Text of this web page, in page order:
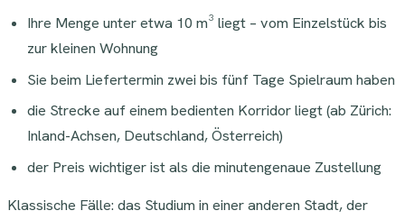
Ihre Menge unter etwa 10 m³ liegt – vom Einzelstück bis
zur kleinen Wohnung
Sie beim Liefertermin zwei bis fünf Tage Spielraum haben
die Strecke auf einem bedienten Korridor liegt (ab Zürich:
Inland-Achsen, Deutschland, Österreich)
der Preis wichtiger ist als die minutengenaue Zustellung
Klassische Fälle: das Studium in einer anderen Stadt, der